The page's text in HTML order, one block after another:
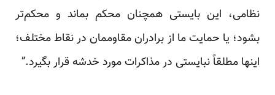
نظامی، این بایستی همچنان محکم بماند و محکم‌تر
بشود؛ یا حمایت ما از برادران مقاوممان در نقاط مختلف؛
اینها مطلقاً نبایستی در مذاکرات مورد خدشه قرار بگیرد.”